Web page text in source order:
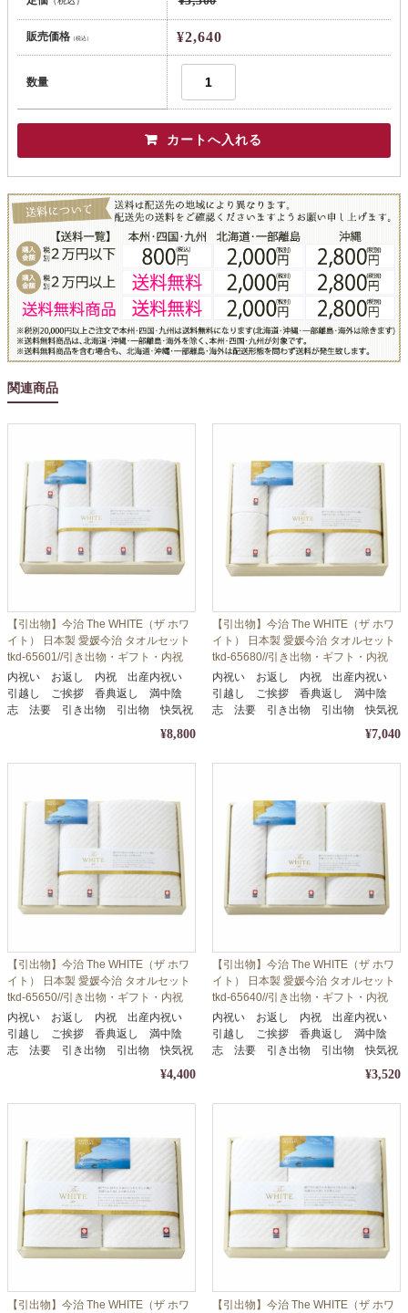
販売価格（税込） ¥2,640
数量
関連商品
【引出物】今治 The WHITE（ザ ホワ
イト） 日本製 愛媛今治 タオルセット
tkd-65601//引き出物・ギフト・内祝
い・お中元・お歳暮等に
内祝い お返し 内祝 出産内祝い
引越し ご挨拶 香典返し 満中陰
志 法要 引き出物 引出物 快気祝
¥8,800
【引出物】今治 The WHITE（ザ ホワ
イト） 日本製 愛媛今治 タオルセット
tkd-65680//引き出物・ギフト・内祝
い・お中元・お歳暮等に
内祝い お返し 内祝 出産内祝い
引越し ご挨拶 香典返し 満中陰
志 法要 引き出物 引出物 快気祝
¥7,040
【引出物】今治 The WHITE（ザ ホワ
イト） 日本製 愛媛今治 タオルセット
tkd-65650//引き出物・ギフト・内祝
い・お中元・お歳暮等に
内祝い お返し 内祝 出産内祝い
引越し ご挨拶 香典返し 満中陰
志 法要 引き出物 引出物 快気祝
¥4,400
【引出物】今治 The WHITE（ザ ホワ
イト） 日本製 愛媛今治 タオルセット
tkd-65640//引き出物・ギフト・内祝
い・お中元・お歳暮等に
内祝い お返し 内祝 出産内祝い
引越し ご挨拶 香典返し 満中陰
志 法要 引き出物 引出物 快気祝
¥3,520
【引出物】今治 The WHITE（ザ ホワ
【引出物】今治 The WHITE（ザ ホワ